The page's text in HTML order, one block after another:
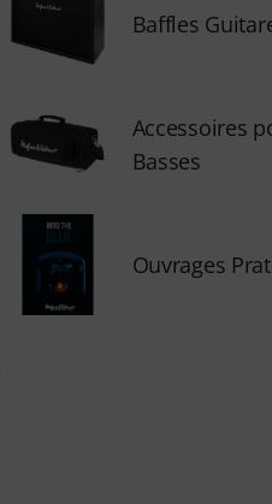
Baffles
Accessoires
Basses
Ouvrages